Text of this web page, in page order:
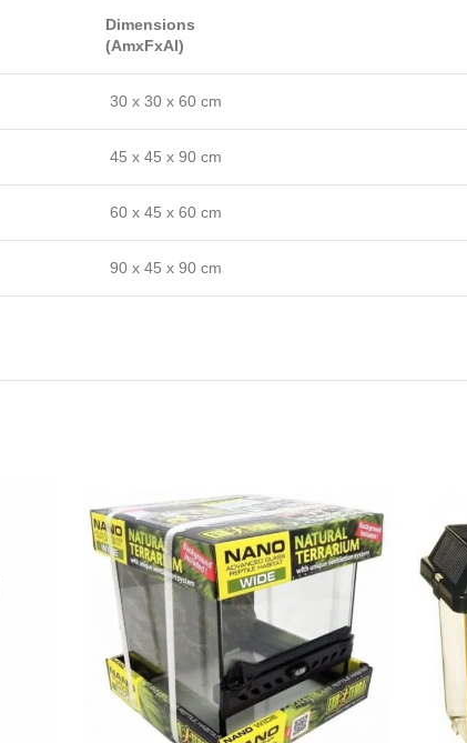
Dimensions
(AmxFxAl)
30 x 30 x 60 cm
45 x 45 x 90 cm
60 x 45 x 60 cm
90 x 45 x 90 cm